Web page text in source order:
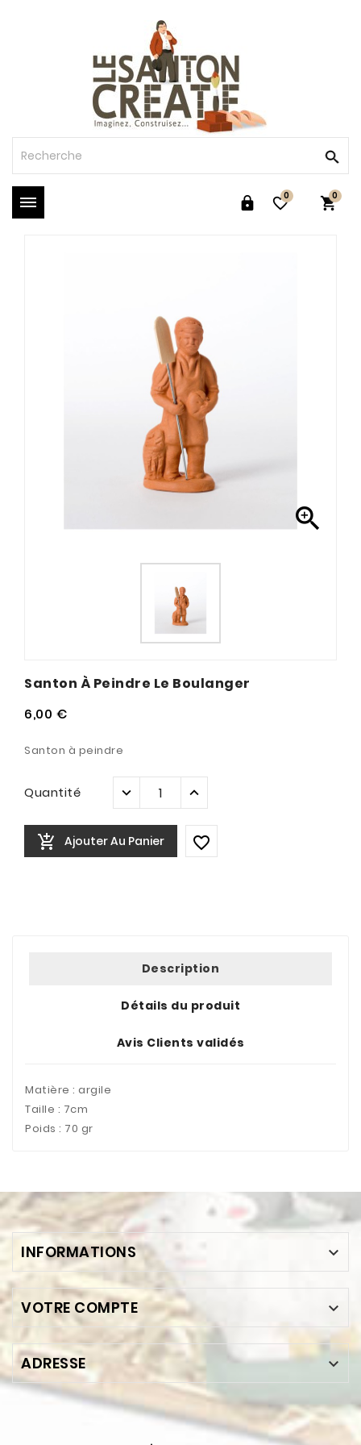
 
0 
0

Santon À Peindre Le Boulanger
6,00 €
Santon à peindre
Quantité
 Ajouter Au Panier 
Description
Détails du produit
Avis Clients validés
Matière : argile
Taille : 7cm
Poids : 70 gr
INFORMATIONS 
VOTRE COMPTE 
ADRESSE 